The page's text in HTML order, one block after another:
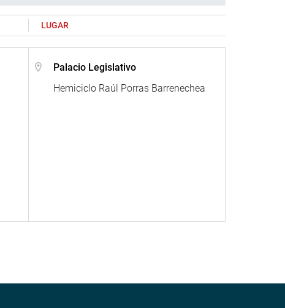
LUGAR
Palacio Legislativo
Hemiciclo Raúl Porras Barrenechea